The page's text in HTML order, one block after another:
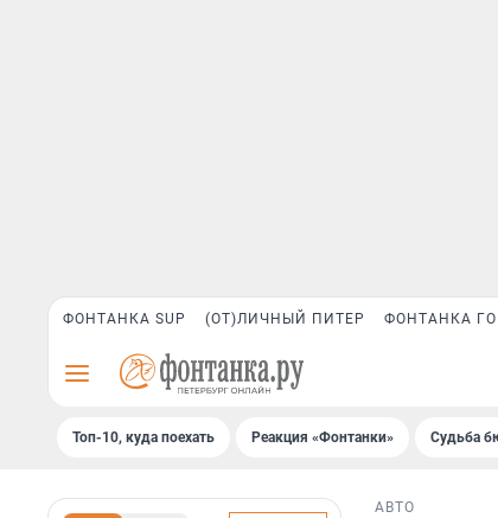
ФОНТАНКА SUP (ОТ)ЛИЧНЫЙ ПИТЕР ФОНТАНКА ГО
Топ-10, куда поехать Реакция «Фонтанки» Судьба
АВТО